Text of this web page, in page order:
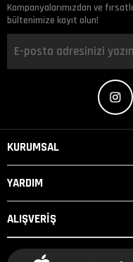
Kampanyalarımızdan ve
bültenimize kayıt olun!
KURUMSAL
YARDIM
ALIŞVERİŞ